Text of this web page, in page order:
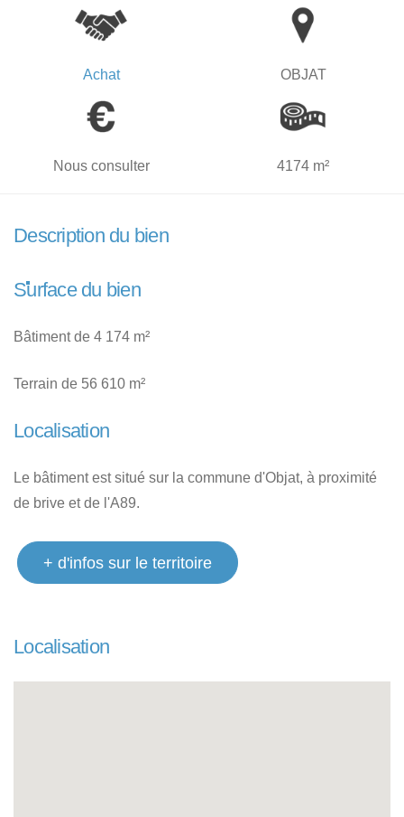
Achat OBJAT
Nous consulter 4174 m²
Description du bien
Surface du bien
Bâtiment de 4 174 m²
Terrain de 56 610 m²
Localisation
Le bâtiment est situé sur la commune d'Objat, à proximité
de brive et de l'A89.
+ d'infos sur le territoire
Localisation